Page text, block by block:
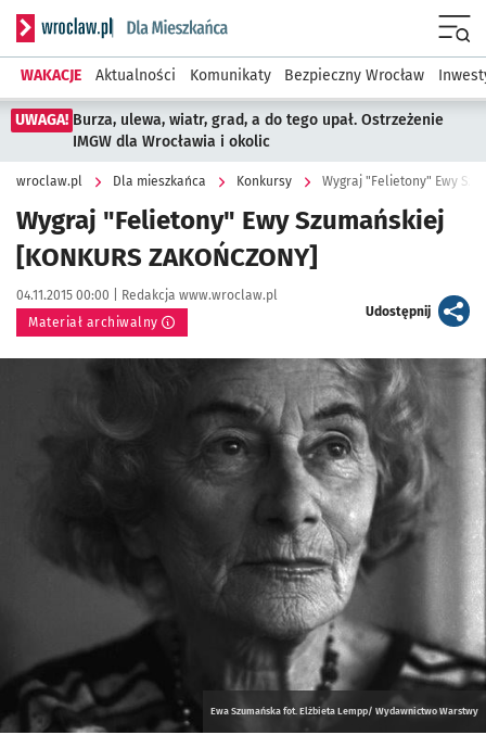
Serwis informacyjny wroclaw.pl podserwis: Dla mieszkańca
WAKACJE Aktualności Komunikaty Bezpieczny Wrocław
UWAGA! Burza, ulewa, wiatr, grad, a do tego upał. Ostrzeżenie
IMGW dla Wrocławia i okolic
wroclaw.pl Dla mieszkańca Konkursy Wygraj "Felietony" Ewy
Wygraj "Felietony" Ewy Szumańskiej
[KONKURS ZAKOŃCZONY]
Data publikacji:
04.11.2015 00:00 | Autor:
Redakcja www.wroclaw.pl
Materiał archiwalny
Udostępnijartykuł
Ewa Szumańska fot. Elżbieta Lempp/ Wydawnictwo Warstwy